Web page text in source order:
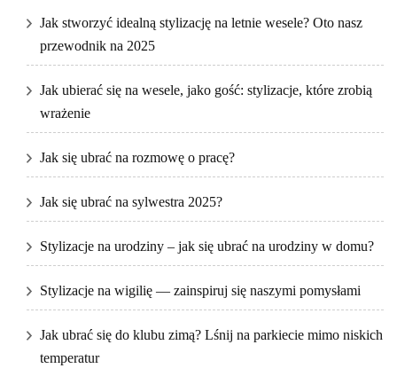
Jak stworzyć idealną stylizację na letnie wesele? Oto nasz
przewodnik na 2025
Jak ubierać się na wesele, jako gość: stylizacje, które zrobią
wrażenie
Jak się ubrać na rozmowę o pracę?
Jak się ubrać na sylwestra 2025?
Stylizacje na urodziny – jak się ubrać na urodziny w domu?
Stylizacje na wigilię — zainspiruj się naszymi pomysłami
Jak ubrać się do klubu zimą? Lśnij na parkiecie mimo niskich
temperatur